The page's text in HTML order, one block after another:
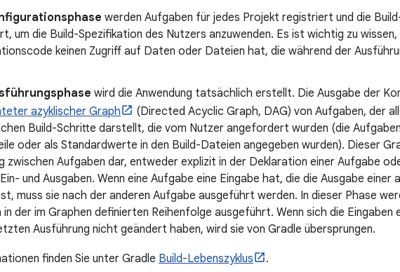
werden Aufgaben für jedes Projekt registriert und die
um die Build-Spezifikation des Nutzers anzuwenden. Es ist wichtig zu
keinen Zugriff auf Daten oder Dateien hat, die während der
wird die Anwendung tatsächlich erstellt. Die Ausgabe der
azyklischer Graph
(Directed Acyclic Graph, DAG) von Aufgaben, der
Build-Schritte darstellt, die vom Nutzer angefordert wurden (die
oder als Standardwerte in den Build-Dateien angegeben wurden). Dieser
zwischen Aufgaben dar, entweder explizit in der Deklaration einer Aufgabe
und Ausgaben. Wenn eine Aufgabe eine Eingabe hat, die die Ausgabe einer
muss sie nach der anderen Aufgabe ausgeführt werden. In dieser Phase
in der im Graphen definierten Reihenfolge ausgeführt. Wenn sich die Eingaben
Ausführung nicht geändert haben, wird sie von Gradle übersprungen.
finden Sie unter Gradle Build-Lebenszyklus .